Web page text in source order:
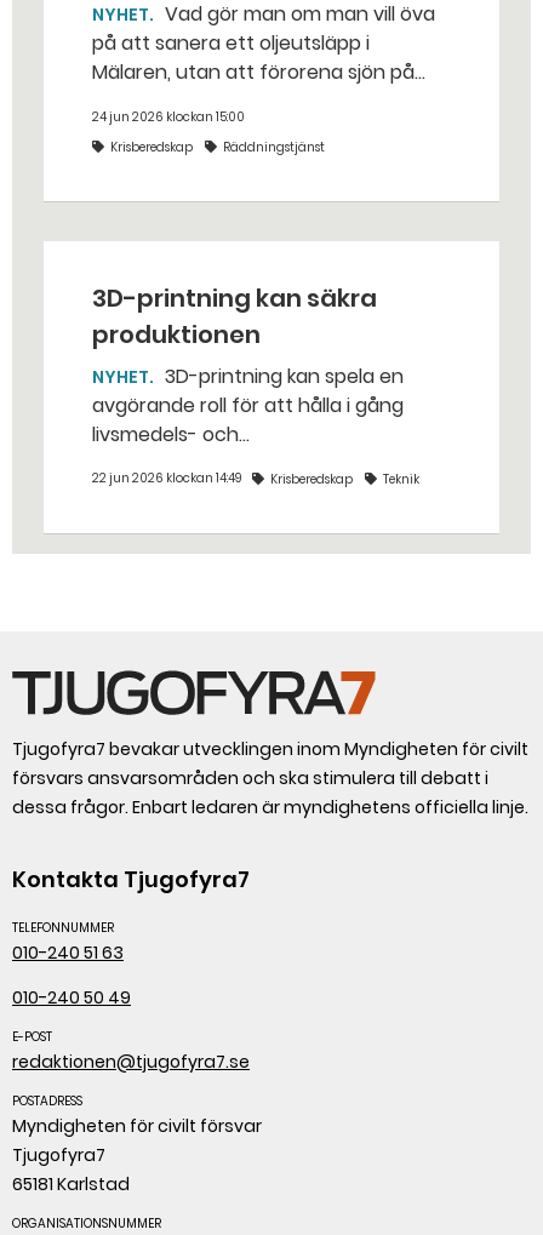
NYHET
på att sanera ett oljeutsläpp i
Mälaren, utan att förorena sjön på
stället. Det gjorde räddningstjänsten i
Eskilstuna – tio kubikmeter närmare
24 jun 2026 klockan 15:00
Krisberedskap
Räddningstjänst
3D-printning kan säkra
produktionen
NYHET
avgörande roll för att hålla i gång
livsmedels- och
krig. – Det går att vinna mycket tid
säger Susanne Norén, enhetschef vid
22 jun 2026 klockan 14:49 Krisberedskap Teknik
Tjugofyra7 bevakar utvecklingen inom Myndigheten för civilt
försvars ansvarsområden och ska stimulera till debatt i
dessa frågor. Enbart ledaren är myndighetens officiella linje.
Kontakta Tjugofyra7
TELEFONNUMMER
010-240 51 63
010-240 50 49
E-POST
redaktionen@tjugofyra7.se
POSTADRESS
Myndigheten för civilt försvar
Tjugofyra7
65181 Karlstad
ORGANISATIONSNUMMER